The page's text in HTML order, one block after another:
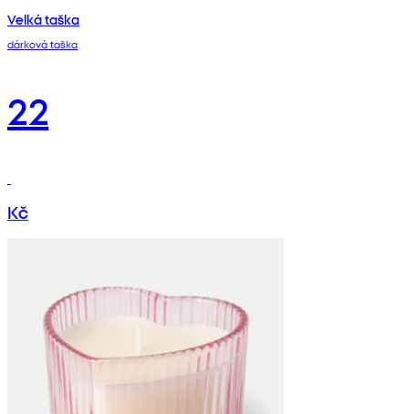
Velká taška
dárková taška
22
Kč